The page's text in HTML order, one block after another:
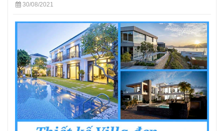
30/08/2021